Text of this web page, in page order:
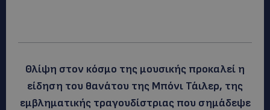
Θλίψη στον κόσμο της μουσικής προκαλεί η
είδηση του θανάτου της Μπόνι Τάιλερ, της
εμβληματικής τραγουδίστριας που σημάδεψε